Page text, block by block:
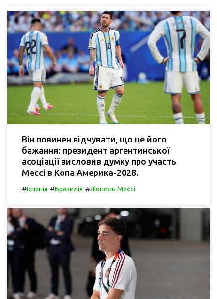
Він повинен відчувати, що це його
бажання: президент аргентинської
асоціації висловив думку про участь
Мессі в Копа Америка-2028.
#Іспанія #Бразилія #Ліонель Мессі